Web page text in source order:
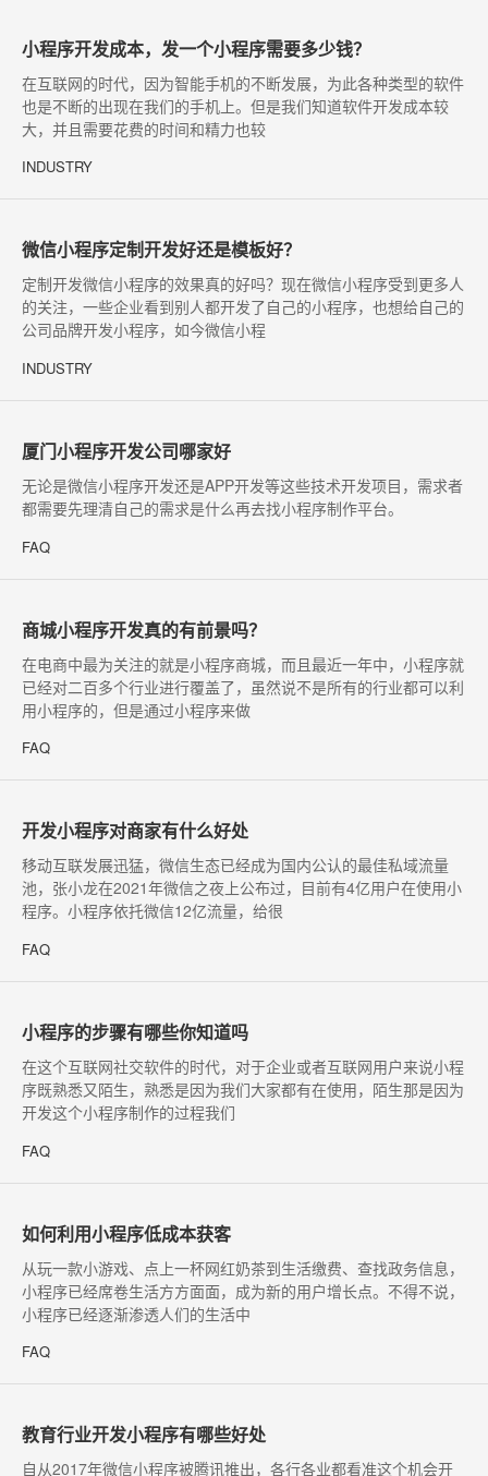
小程序开发成本，发一个小程序需要多少钱？
在互联网的时代，因为智能手机的不断发展，为此各种类型的软件
也是不断的出现在我们的手机上。但是我们知道软件开发成本较
大，并且需要花费的时间和精力也较
INDUSTRY
微信小程序定制开发好还是模板好？
定制开发微信小程序的效果真的好吗？现在微信小程序受到更多人
的关注，一些企业看到别人都开发了自己的小程序，也想给自己的
公司品牌开发小程序，如今微信小程
INDUSTRY
厦门小程序开发公司哪家好
无论是微信小程序开发还是APP开发等这些技术开发项目，需求者
都需要先理清自己的需求是什么再去找小程序制作平台。
FAQ
商城小程序开发真的有前景吗？
​在电商中最为关注的就是小程序商城，而且最近一年中，小程序就
已经对二百多个行业进行覆盖了，虽然说不是所有的行业都可以利
用小程序的，但是通过小程序来做
FAQ
开发小程序对商家有什么好处
移动互联发展迅猛，微信生态已经成为国内公认的最佳私域流量
池，张小龙在2021年微信之夜上公布过，目前有4亿用户在使用小
程序。小程序依托微信12亿流量，给很
FAQ
小程序的步骤有哪些你知道吗
​在这个互联网社交软件的时代，对于企业或者互联网用户来说小程
序既熟悉又陌生，熟悉是因为我们大家都有在使用，陌生那是因为
开发这个小程序制作的过程我们
FAQ
如何利用小程序低成本获客
从玩一款小游戏、点上一杯网红奶茶到生活缴费、查找政务信息，
小程序已经席卷生活方方面面，成为新的用户增长点。不得不说，
小程序已经逐渐渗透人们的生活中
FAQ
教育行业开发小程序有哪些好处
​自从2017年微信小程序被腾讯推出，各行各业都看准这个机会开